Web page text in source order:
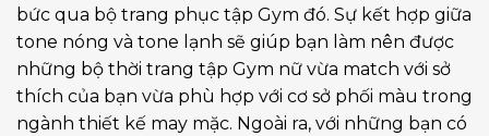
bức qua bộ trang phục tập Gym đó. Sự kết hợp giữa
tone nóng và tone lạnh sẽ giúp bạn làm nên được
những bộ thời trang tập Gym nữ vừa match với sở
thích của bạn vừa phù hợp với cơ sở phối màu trong
ngành thiết kế may mặc. Ngoài ra, với những bạn có